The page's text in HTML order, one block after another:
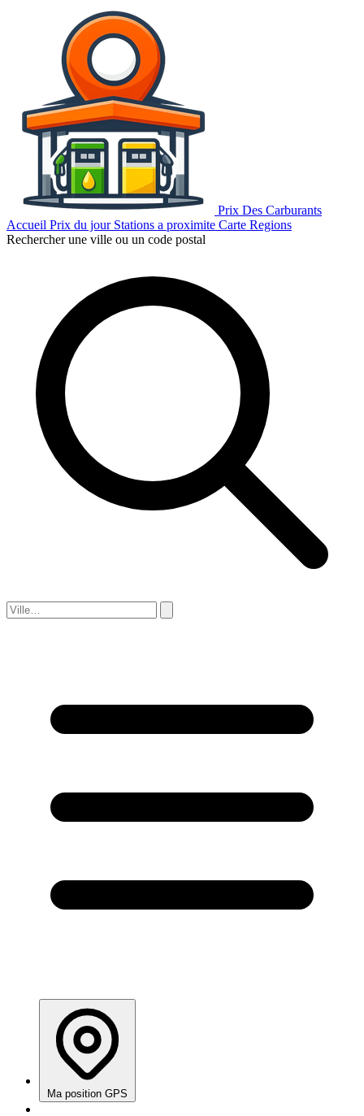
Prix Des Carburants
Accueil Prix du jour Stations a proximite Carte Regions
Rechercher une ville ou un code postal
Ma position GPS